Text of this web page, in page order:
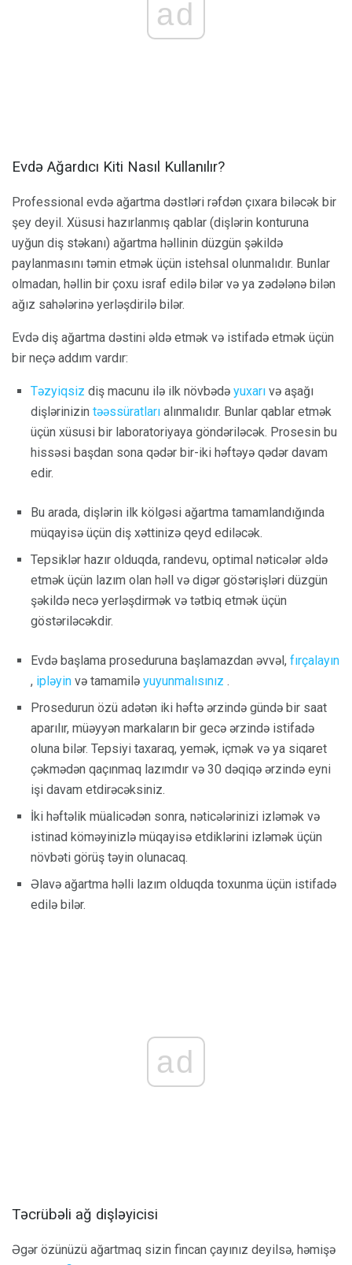
ad
Evdə Ağardıcı Kiti Nasıl Kullanılır?
Professional evdə ağartma dəstləri rəfdən çıxara biləcək bir
şey deyil. Xüsusi hazırlanmış qablar (dişlərin konturuna
uyğun diş stəkanı) ağartma həllinin düzgün şəkildə
paylanmasını təmin etmək üçün istehsal olunmalıdır. Bunlar
olmadan, həllin bir çoxu israf edilə bilər və ya zədələnə bilən
ağız sahələrinə yerləşdirilə bilər.
Evdə diş ağartma dəstini əldə etmək və istifadə etmək üçün
bir neçə addım vardır:
Təzyiqsiz diş macunu ilə ilk növbədə yuxarı və aşağı
dişlərinizin təəssüratları alınmalıdır. Bunlar qablar etmək
üçün xüsusi bir laboratoriyaya göndəriləcək. Prosesin bu
hissəsi başdan sona qədər bir-iki həftəyə qədər davam
edir.
Bu arada, dişlərin ilk kölgəsi ağartma tamamlandığında
müqayisə üçün diş xəttinizə qeyd ediləcək.
Tepsiklər hazır olduqda, randevu, optimal nəticələr əldə
etmək üçün lazım olan həll və digər göstərişləri düzgün
şəkildə necə yerləşdirmək və tətbiq etmək üçün
göstəriləcəkdir.
Evdə başlama proseduruna başlamazdan əvvəl, fırçalayın
, ipləyin və tamamilə yuyunmalısınız .
Prosedurun özü adətən iki həftə ərzində gündə bir saat
aparılır, müəyyən markaların bir gecə ərzində istifadə
oluna bilər. Tepsiyi taxaraq, yemək, içmək və ya siqaret
çəkmədən qaçınmaq lazımdır və 30 dəqiqə ərzində eyni
işi davam etdirəcəksiniz.
İki həftəlik müalicədən sonra, nəticələrinizi izləmək və
istinad köməyinizlə müqayisə etdiklərini izləmək üçün
növbəti görüş təyin olunacaq.
Əlavə ağartma həlli lazım olduqda toxunma üçün istifadə
edilə bilər.
ad
Təcrübəli ağ dişləyicisi
Əgər özünüzü ağartmaq sizin fincan çayınız deyilsə, həmişə